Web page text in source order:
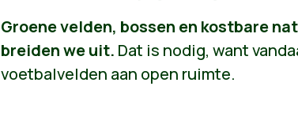
Groene velden, bossen en kostbare
breiden we uit. Dat is nodig, want
voetbalvelden aan open ruimte.